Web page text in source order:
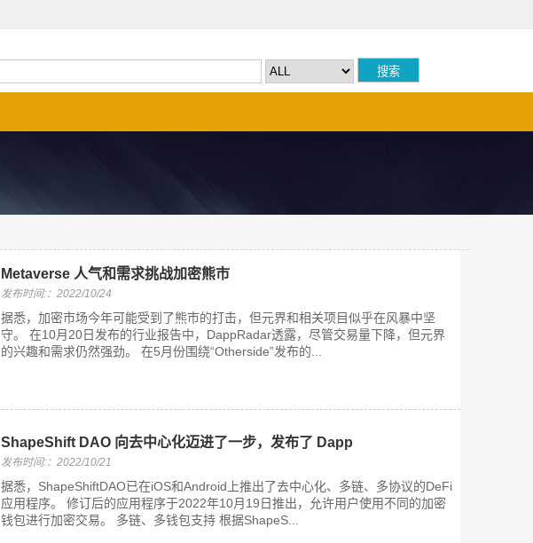
Metaverse 人气和需求挑战加密熊市
发布时间:：2022/10/24
据悉，加密市场今年可能受到了熊市的打击，但元界和相关项目似乎在风暴中坚
守。 在10月20日发布的行业报告中，DappRadar透露，尽管交易量下降，但元界
的兴趣和需求仍然强劲。 在5月份围绕“Otherside”发布的...
ShapeShift DAO 向去中心化迈进了一步，发布了 Dapp
发布时间:：2022/10/21
据悉，ShapeShiftDAO已在iOS和Android上推出了去中心化、多链、多协议的DeFi
应用程序。 修订后的应用程序于2022年10月19日推出，允许用户使用不同的加密
钱包进行加密交易。 多链、多钱包支持 根据ShapeS...